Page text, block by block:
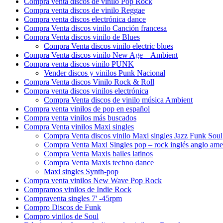
Compra venta discos de vinilo Reggae
Compra venta discos electrónica dance
Compra Venta discos vinilo Canción francesa
Compra Venta discos vinilo de Blues
Compra Venta discos vinilo electric blues
Compra Venta discos vinilo New Age – Ambient
Compra venta discos vinilo PUNK
Vender discos y vinilos Punk Nacional
Compra Venta discos Vinilo Rock & Roll
Compra venta discos vinilos electrónica
Compra Venta discos de vinilo música Ambient
Compra venta vinilos de pop en español
Compra venta vinilos más buscados
Compra Venta vinilos Maxi singles
Compra Venta discos vinilo Maxi singles Jazz Funk Soul
Compra Venta Maxi Singles pop – rock inglés anglo
Compra Venta Maxis bailes latinos
Compra Venta Maxis techno dance
Maxi singles Synth-pop
Compra venta vinilos New Wave Pop Rock
Compramos vinilos de Indie Rock
Compraventa singles 7' -45rpm
Compro Discos de Funk
Compro vinilos de Soul